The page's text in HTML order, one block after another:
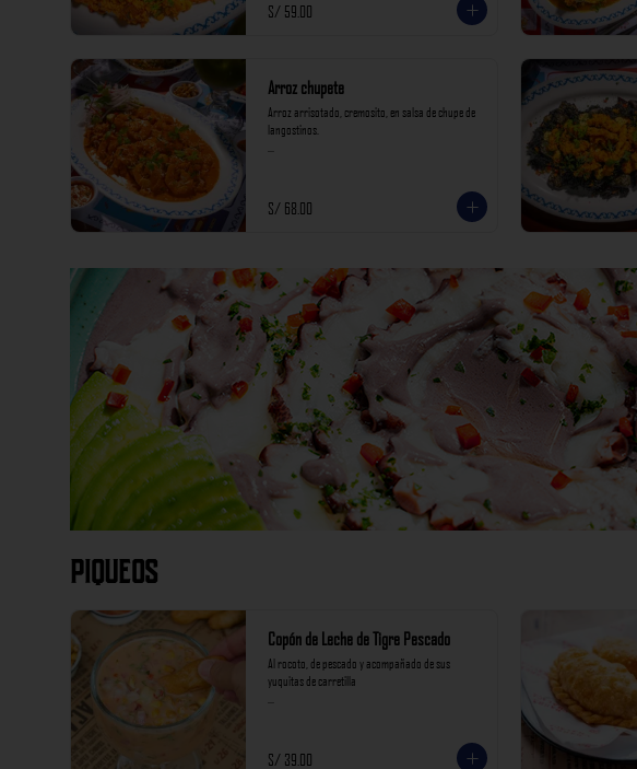
S/ 59.00
Arroz chupete
Arroz arrisotado, cremosito, en salsa de chupe de
langostinos.
S/ 68.00
Piqueos
Copón de Leche de Tigre Pescado
Al rocoto, de pescado y acompañado de sus
yuquitas de carretilla
S/ 39.00